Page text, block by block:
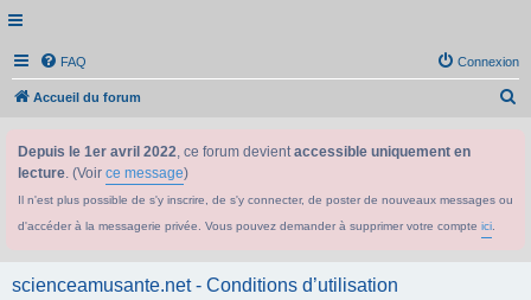
FAQ Connexion
Accueil du forum
Depuis le 1er avril 2022, ce forum devientaccessible uniquement en
lecture. (Voir ce message)
Il n'est plus possible de s'y inscrire, de s'y connecter, de poster de nouveaux messages ou
d'accéder à la messagerie privée. Vous pouvez demander à supprimer votre compte ici
scienceamusante.net - Conditions d’utilisation